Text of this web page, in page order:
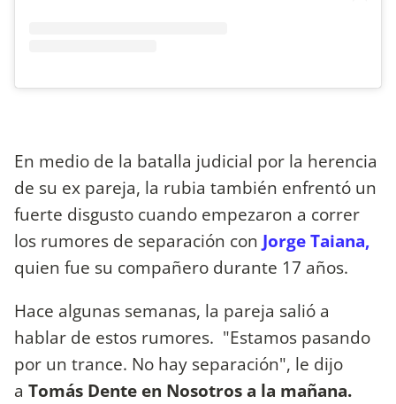
En medio de la batalla judicial por la herencia
de su ex pareja, la rubia también enfrentó un
fuerte disgusto cuando empezaron a correr
los rumores de separación con Jorge Taiana,
quien fue su compañero durante 17 años.
Hace algunas semanas, la pareja salió a
hablar de estos rumores. "Estamos pasando
por un trance. No hay separación", le dijo
a Tomás Dente en Nosotros a la mañana.